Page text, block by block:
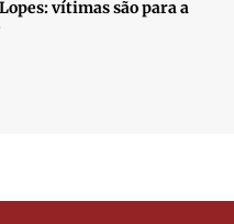
vítimas são para a